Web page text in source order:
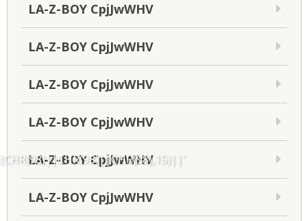
LA-Z-BOY CpjJwWHV
LA-Z-BOY CpjJwWHV
LA-Z-BOY CpjJwWHV
LA-Z-BOY CpjJwWHV
LA-Z-BOY CpjJwWHV
LA-Z-BOY CpjJwWHV